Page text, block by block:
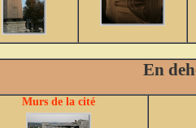
En
Murs de la cité